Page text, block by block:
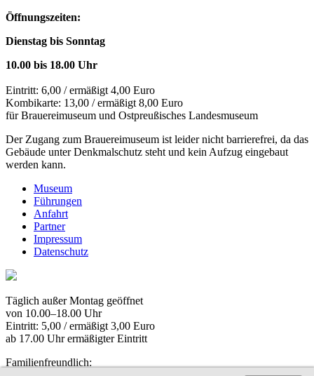
Öffnungszeiten:
Dienstag bis Sonntag
10.00 bis 18.00 Uhr
Eintritt: 6,00 / ermäßigt 4,00 Euro
Kombikarte: 13,00 / ermäßigt 8,00 Euro
für Brauereimuseum und Ostpreußisches Landesmuseum
Der Zugang zum Brauereimuseum ist leider nicht barrierefrei, da das
Gebäude unter Denkmalschutz steht und kein Aufzug eingebaut
werden kann.
Museum
Führungen
Anfahrt
Partner
Impressum
Datenschutz
Täglich außer Montag geöffnet
von 10.00–18.00 Uhr
Eintritt: 5,00 / ermäßigt 3,00 Euro
ab 17.00 Uhr ermäßigter Eintritt
Familienfreundlich: